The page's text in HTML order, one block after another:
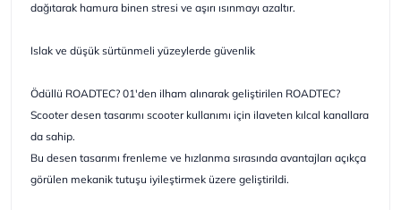
dağıtarak hamura binen stresi ve aşırı ısınmayı azaltır.
Islak ve düşük sürtünmeli yüzeylerde güvenlik
Ödüllü ROADTEC? 01'den ilham alınarak geliştirilen ROADTEC?
Scooter desen tasarımı scooter kullanımı için ilaveten kılcal kanallara
da sahip.
Bu desen tasarımı frenleme ve hızlanma sırasında avantajları açıkça
görülen mekanik tutuşu iyileştirmek üzere geliştirildi.